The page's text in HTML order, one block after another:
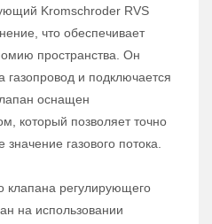
Kromschroder RVS
что обеспечивает
пространства. Он
газопровод и подключается
оснащен
который позволяет точно
газового потока.
клапана регулирующего
на использовании